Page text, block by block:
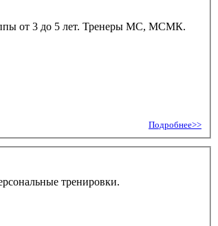
от 3 до 5 лет. Тренеры МС, МСМК.
Подробнее>>
тренировки.